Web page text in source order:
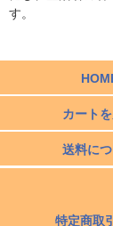
DIYの基本、Do It
という新しい価
す。
カート
送料に